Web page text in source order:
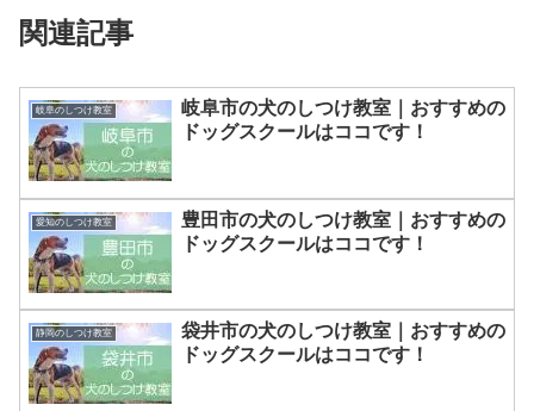
関連記事
岐阜のしつけ教室
岐阜市の犬のしつけ教室｜おすすめの
ドッグスクールはココです！
愛知のしつけ教室
豊田市の犬のしつけ教室｜おすすめの
ドッグスクールはココです！
静岡のしつけ教室
袋井市の犬のしつけ教室｜おすすめの
ドッグスクールはココです！